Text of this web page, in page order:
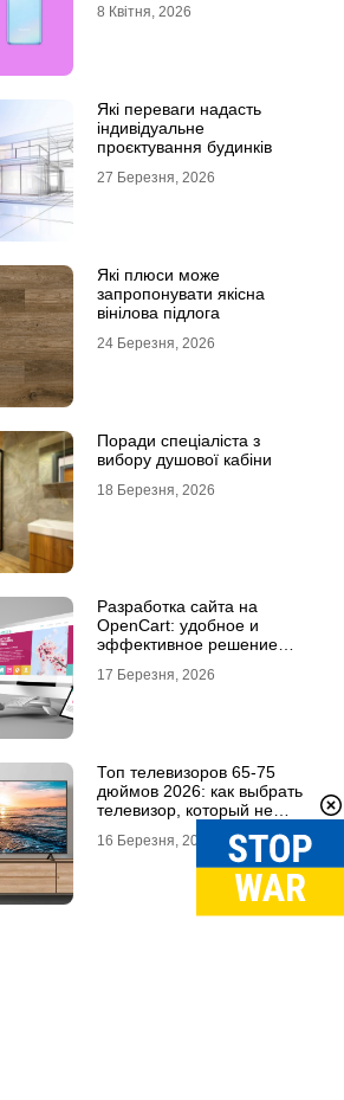
8 Квітня, 2026
Які переваги надасть
індивідуальне
проєктування будинків
27 Березня, 2026
Які плюси може
запропонувати якісна
вінілова підлога
24 Березня, 2026
Поради спеціаліста з
вибору душової кабіни
18 Березня, 2026
Разработка сайта на
OpenCart: удобное и
эффективное решение
17 Березня, 2026
Топ телевизоров 65-75
дюймов 2026: как выбрать
телевизор, который не
16 Березня, 2026